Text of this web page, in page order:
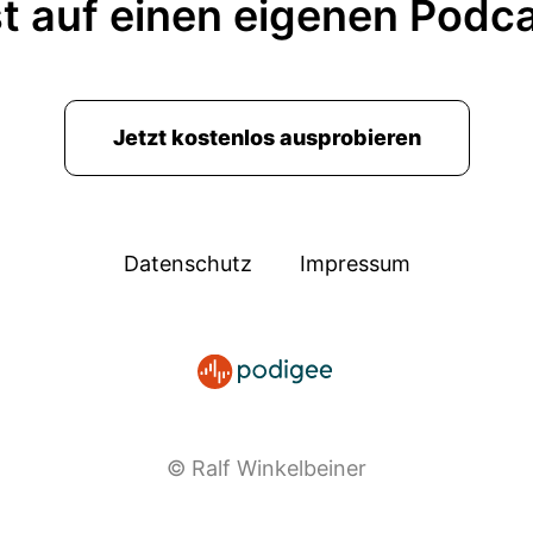
auf einen eigenen
Jetzt kostenlos ausprobieren
Datenschutz Impressum
© Ralf Winkelbeiner